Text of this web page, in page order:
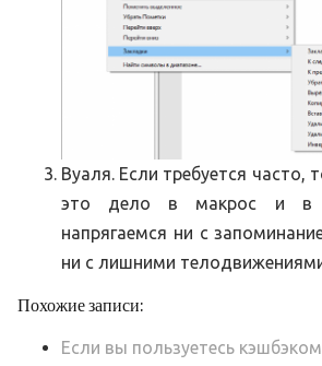
Вуаля. Если требуется часто,
это дело в макрос и в
напрягаемся ни с
ни с лишними
Похожие записи:
Если вы пользуетесь